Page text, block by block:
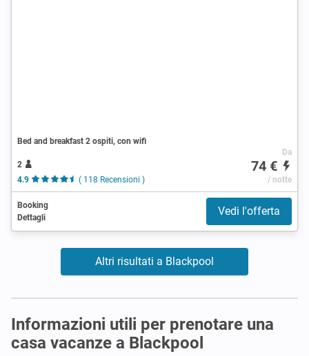
Bed and breakfast 2 ospiti, con wifi
2
4.9
( 118 Recensioni )
Da
74 €
/ notte
Booking
Dettagli
Vedi l'offerta
Altri risultati a Blackpool
Informazioni utili per prenotare una
casa vacanze a Blackpool